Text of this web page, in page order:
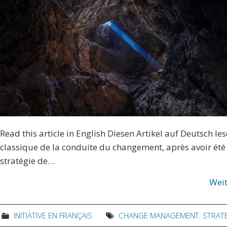
Read this article in English Diesen Artikel auf Deutsch
classique de la conduite du changement, après avoir
stratégie de…
INITIATIVE EN FRANÇAIS CHANGE MANAGEMENT,